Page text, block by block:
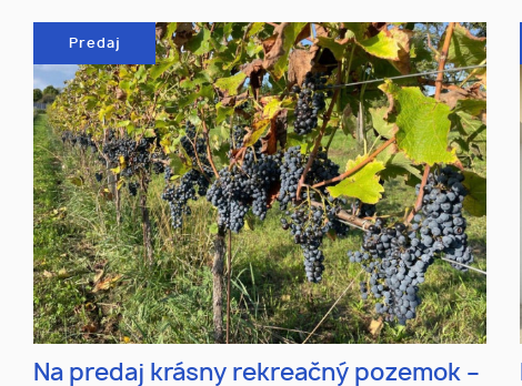
Predaj
Na predaj krásny rekreačný pozemok –